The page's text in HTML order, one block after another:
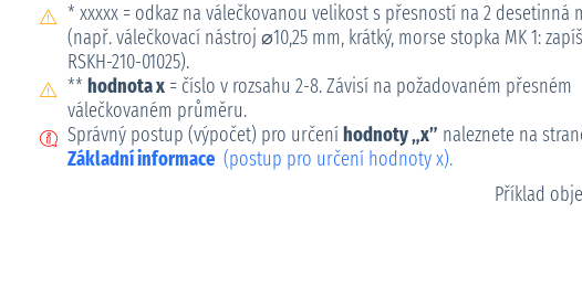
* xxxxx = odkaz na válečkovanou velikost s přesností na 2 desetinná
(např. válečkovací nástroj ⌀10,25 mm, krátký, morse stopka MK 1:
RSKH-210-01025).
** hodnota x = číslo v rozsahu 2-8. Závisí na požadovaném přesném
válečkovaném průměru.
Správný postup (výpočet) pro určení hodnoty „x” naleznete na
Základní informace (postup pro určení hodnoty x).
Příklad